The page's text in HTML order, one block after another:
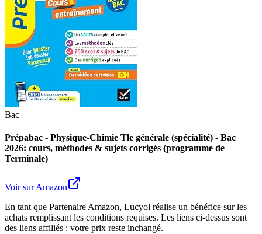
Bac
Prépabac - Physique-Chimie Tle générale (spécialité) - Bac
2026: cours, méthodes & sujets corrigés (programme de
Terminale)
Voir sur Amazon
En tant que Partenaire Amazon, Lucyol réalise un bénéfice sur les
achats remplissant les conditions requises. Les liens ci-dessus sont
des liens affiliés : votre prix reste inchangé.